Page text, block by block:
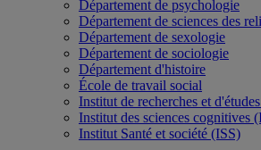
Département de psychologie
Département de sciences des
Département de sexologie
Département de sociologie
Département d'histoire
École de travail social
Institut de recherches et
Institut des sciences cognitives
Institut Santé et société (ISS)